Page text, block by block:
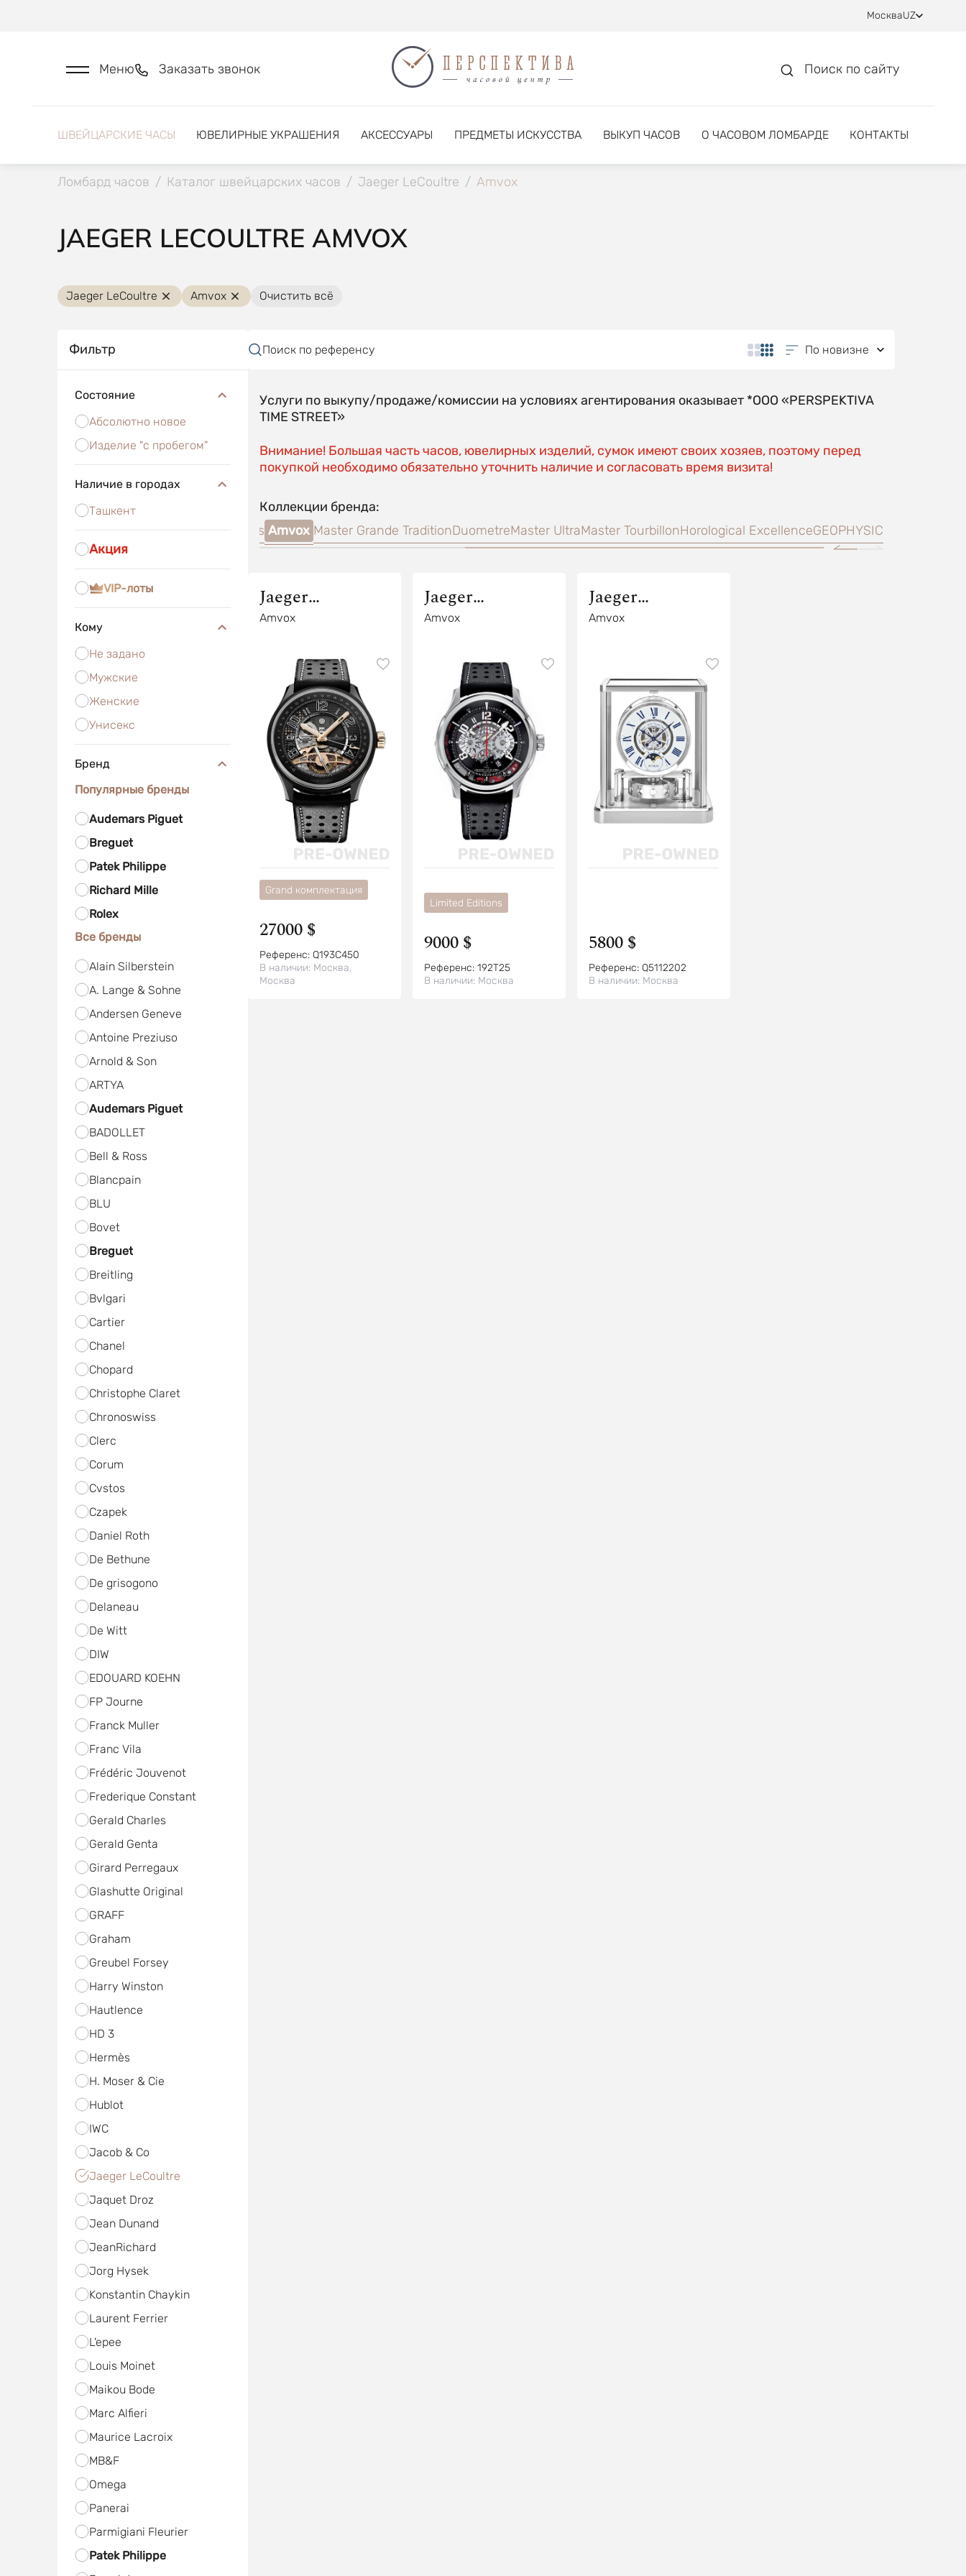
МоскваUZ
Меню Заказать звонок Поиск по сайту
ШВЕЙЦАРСКИЕ ЧАСЫ ЮВЕЛИРНЫЕ УКРАШЕНИЯ АКСЕССУАРЫ ПРЕДМЕТЫ ИСКУССТВА ВЫКУП ЧАСОВ О ЧАСОВОМ ЛОМБАРДЕ КОНТАКТЫ
Ломбард часов / Каталог швейцарских часов / Jaeger LeCoultre / Amvox
JAEGER LECOULTRE AMVOX
Jaeger LeCoultre Amvox Очистить всё
Фильтр
Состояние
Абсолютно новое
Изделие "с пробегом"
Наличие в городах
Ташкент
Акция
VIP-лоты
Кому
Не задано
Мужские
Женские
Унисекс
Бренд
Популярные бренды
Audemars Piguet
Breguet
Patek Philippe
Richard Mille
Rolex
Все бренды
Alain Silberstein
A. Lange & Sohne
Andersen Geneve
Antoine Preziuso
Arnold & Son
ARTYA
Audemars Piguet
BADOLLET
Bell & Ross
Blancpain
BLU
Bovet
Breguet
Breitling
Bvlgari
Cartier
Chanel
Chopard
Christophe Claret
Chronoswiss
Clerc
Corum
Cvstos
Czapek
Daniel Roth
De Bethune
De grisogono
Delaneau
De Witt
DIW
EDOUARD KOEHN
FP Journe
Franck Muller
Franc Vila
Frédéric Jouvenot
Frederique Constant
Gerald Charles
Gerald Genta
Girard Perregaux
Glashutte Original
GRAFF
Graham
Greubel Forsey
Harry Winston
Hautlence
HD 3
Hermès
H. Moser & Cie
Hublot
IWC
Jacob & Co
Jaeger LeCoultre
Jaquet Droz
Jean Dunand
JeanRichard
Jorg Hysek
Konstantin Chaykin
Laurent Ferrier
L'epee
Louis Moinet
Maikou Bode
Marc Alfieri
Maurice Lacroix
MB&F
Omega
Panerai
Parmigiani Fleurier
Patek Philippe
Поиск по референсу По новизне
Услуги по выкупу/продаже/комиссии на условиях агентирования оказывает *OOO «PERSPEKTIVA
TIME STREET»
Внимание! Большая часть часов, ювелирных изделий, сумок имеют своих хозяев, поэтому перед
покупкой необходимо обязательно уточнить наличие и согласовать время визита!
Коллекции бренда:
Master CompressorAtmosRendez-Vous Amvox Master Grande TraditionDuometreMaster UltraMaster TourbillonHorological ExcellenceGEOPHYSIC
Jaeger
LeCoultre
Amvox
Grand комплектация
27000 $
Референс: Q193C450
В наличии: Москва,
Москва
Jaeger
LeCoultre
Amvox
Limited Editions
9000 $
Референс: 192T25
В наличии: Москва
Jaeger
LeCoultre
Amvox
5800 $
Референс: Q5112202
В наличии: Москва